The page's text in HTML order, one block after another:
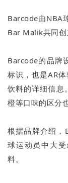
Barcode由NBA
Bar Malik共同创
Barcode的品牌
标识，也是AR
饮料的详细信息
橙等口味的区分
根据品牌介绍，
球运动员中大
料。